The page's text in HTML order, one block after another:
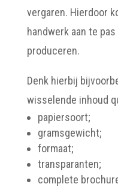
vergaren. Hierdoor
handwerk aan te
produceren.
Denk hierbij
wisselende inhoud
papiersoort;
gramsgewicht;
formaat;
transparanten;
complete